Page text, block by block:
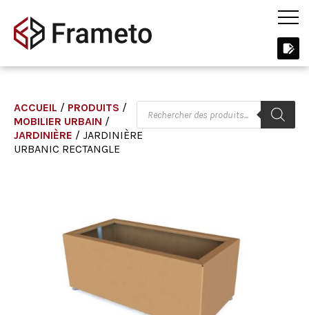
ACCUEIL / PRODUITS /
MOBILIER URBAIN /
JARDINIÈRE / JARDINIÈRE
URBANIC RECTANGLE